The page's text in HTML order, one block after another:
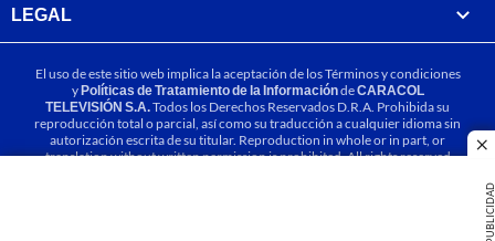
PUBLICIDAD
LEGAL
El uso de este sitio web implica la aceptación de losTérminos y condiciones
yPolíticas de Tratamiento de la InformacióndeCARACOL
TELEVISIÓN S.A.Todos los Derechos Reservados D.R.A. Prohibida su
reproducción total o parcial, así como su traducción a cualquier idioma sin
autorización escrita de su titular. Reproduction in whole or in part, or
translation without written permission is prohibited. All rights reserved